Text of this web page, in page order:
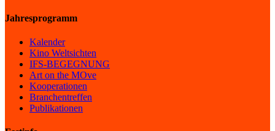
Jahresprogramm
Kalender
Kino Weltsichten
IFS-BEGEGNUNG
Art on the MOve
Kooperationen
Branchentreffen
Publikationen